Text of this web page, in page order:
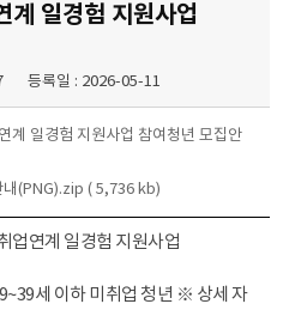
일경험 지원사업
등록일 : 2026-05-11
계 일경험 지원사업 참여청년 모집안
내(PNG).zip( 5,736 kb)
업연계 일경험 지원사업
세 이하 미취업 청년 ※ 상세 자